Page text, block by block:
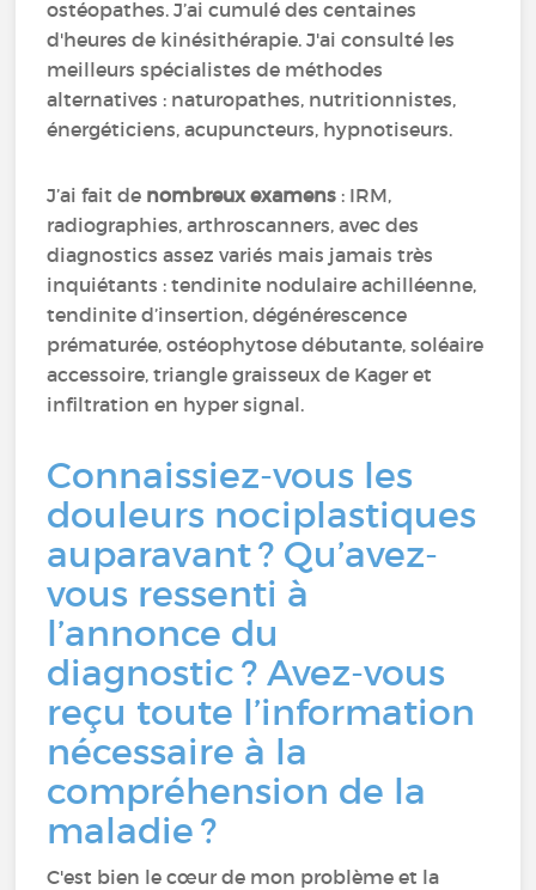
ostéopathes. J’ai cumulé des centaines
d'heures de kinésithérapie. J'ai consulté les
meilleurs spécialistes de méthodes
alternatives : naturopathes, nutritionnistes,
énergéticiens, acupuncteurs, hypnotiseurs.
J’ai fait de nombreux examens : IRM,
radiographies, arthroscanners, avec des
diagnostics assez variés mais jamais très
inquiétants : tendinite nodulaire achilléenne,
tendinite d’insertion, dégénérescence
prématurée, ostéophytose débutante, soléaire
accessoire, triangle graisseux de Kager et
infiltration en hyper signal.
Connaissiez-vous les
douleurs nociplastiques
auparavant ? Qu’avez-
vous ressenti à
l’annonce du
diagnostic ? Avez-vous
reçu toute l’information
nécessaire à la
compréhension de la
maladie ?
C'est bien le cœur de mon problème et la